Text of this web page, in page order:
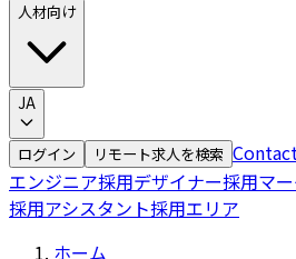
人材向け
JA
ログイン リモート求人を検索
エンジニア採用デザイナー採用マ
採用アシスタント採用エリア
ホーム